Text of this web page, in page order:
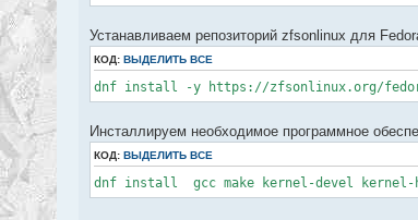
Устанавливаем репозиторий zfsonlinux для
КОД: ВЫДЕЛИТЬ ВСЕ
dnf install -y https://zfsonlinux.org/
Инсталлируем необходимое программное
КОД: ВЫДЕЛИТЬ ВСЕ
dnf install gcc make kernel-devel kernel-